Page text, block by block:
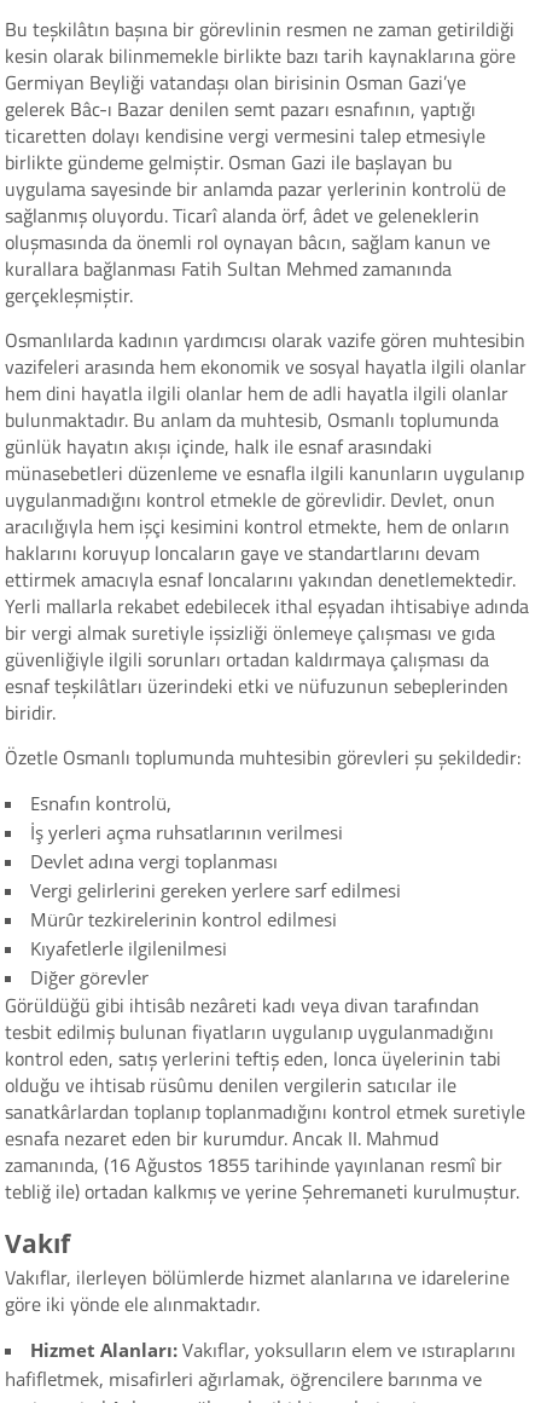
Bu teşkilâtın başına bir görevlinin resmen ne zaman getirildiği
kesin olarak bilinmemekle birlikte bazı tarih kaynaklarına göre
Germiyan Beyliği vatandaşı olan birisinin Osman Gazi’ye
gelerek Bâc-ı Bazar denilen semt pazarı esnafının, yaptığı
ticaretten dolayı kendisine vergi vermesini talep etmesiyle
birlikte gündeme gelmiştir. Osman Gazi ile başlayan bu
uygulama sayesinde bir anlamda pazar yerlerinin kontrolü de
sağlanmış oluyordu. Ticarî alanda örf, âdet ve geleneklerin
oluşmasında da önemli rol oynayan bâcın, sağlam kanun ve
kurallara bağlanması Fatih Sultan Mehmed zamanında
gerçekleşmiştir.
Osmanlılarda kadının yardımcısı olarak vazife gören muhtesibin
vazifeleri arasında hem ekonomik ve sosyal hayatla ilgili olanlar
hem dini hayatla ilgili olanlar hem de adli hayatla ilgili olanlar
bulunmaktadır. Bu anlam da muhtesib, Osmanlı toplumunda
günlük hayatın akışı içinde, halk ile esnaf arasındaki
münasebetleri düzenleme ve esnafla ilgili kanunların uygulanıp
uygulanmadığını kontrol etmekle de görevlidir. Devlet, onun
aracılığıyla hem işçi kesimini kontrol etmekte, hem de onların
haklarını koruyup loncaların gaye ve standartlarını devam
ettirmek amacıyla esnaf loncalarını yakından denetlemektedir.
Yerli mallarla rekabet edebilecek ithal eşyadan ihtisabiye adında
bir vergi almak suretiyle işsizliği önlemeye çalışması ve gıda
güvenliğiyle ilgili sorunları ortadan kaldırmaya çalışması da
esnaf teşkilâtları üzerindeki etki ve nüfuzunun sebeplerinden
biridir.
Özetle Osmanlı toplumunda muhtesibin görevleri şu şekildedir:
Esnafın kontrolü,
İş yerleri açma ruhsatlarının verilmesi
Devlet adına vergi toplanması
Vergi gelirlerini gereken yerlere sarf edilmesi
Mürûr tezkirelerinin kontrol edilmesi
Kıyafetlerle ilgilenilmesi
Diğer görevler
Görüldüğü gibi ihtisâb nezâreti kadı veya divan tarafından
tesbit edilmiş bulunan fiyatların uygulanıp uygulanmadığını
kontrol eden, satış yerlerini teftiş eden, lonca üyelerinin tabi
olduğu ve ihtisab rüsûmu denilen vergilerin satıcılar ile
sanatkârlardan toplanıp toplanmadığını kontrol etmek suretiyle
esnafa nezaret eden bir kurumdur. Ancak II. Mahmud
zamanında, (16 Ağustos 1855 tarihinde yayınlanan resmî bir
tebliğ ile) ortadan kalkmış ve yerine Şehremaneti kurulmuştur.
Vakıf
Vakıflar, ilerleyen bölümlerde hizmet alanlarına ve idarelerine
göre iki yönde ele alınmaktadır.
Hizmet Alanları: Vakıflar, yoksulların elem ve ıstıraplarını
hafifletmek, misafirleri ağırlamak, öğrencilere barınma ve